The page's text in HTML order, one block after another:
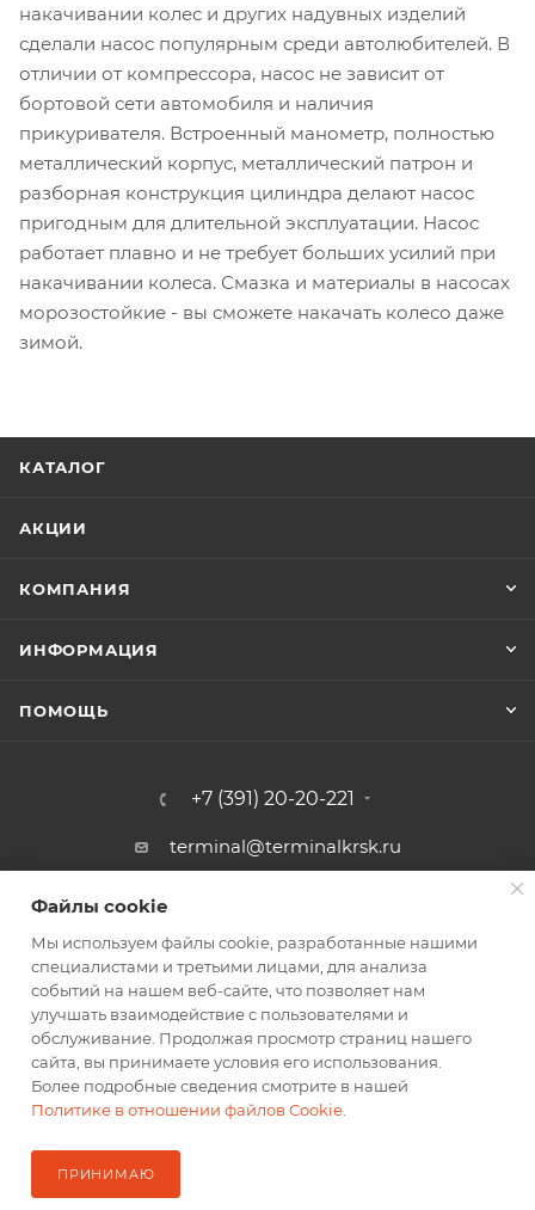
накачивании колес и других надувных изделий
сделали насос популярным среди автолюбителей. В
отличии от компрессора, насос не зависит от
бортовой сети автомобиля и наличия
прикуривателя. Встроенный манометр, полностью
металлический корпус, металлический патрон и
разборная конструкция цилиндра делают насос
пригодным для длительной эксплуатации. Насос
работает плавно и не требует больших усилий при
накачивании колеса. Смазка и материалы в насосах
морозостойкие - вы сможете накачать колесо даже
зимой.
КАТАЛОГ
АКЦИИ
КОМПАНИЯ
ИНФОРМАЦИЯ
ПОМОЩЬ
+7 (391) 20-20-221
terminal@terminalkrsk.ru
г. Красноярск, ул. Белинского, 3,
магазин Автомаркет Навигатор
Файлы cookie
Мы используем файлы cookie, разработанные нашими
специалистами и третьими лицами, для анализа
событий на нашем веб-сайте, что позволяет нам
улучшать взаимодействие с пользователями и
обслуживание. Продолжая просмотр страниц нашего
сайта, вы принимаете условия его использования.
Более подробные сведения смотрите в нашей
Политике в отношении файлов Cookie
ПРИНИМАЮ
Файлы cookie
Мы используем файлы cookie, разработанные нашими
специалистами и третьими лицами, для анализа
событий на нашем веб-сайте, что позволяет нам
улучшать взаимодействие с пользователями и
обслуживание. Продолжая просмотр страниц нашего
сайта, вы принимаете условия его использования.
Более подробные сведения смотрите в нашей
Политике в отношении файлов Cookie
ПРИНИМАЮ